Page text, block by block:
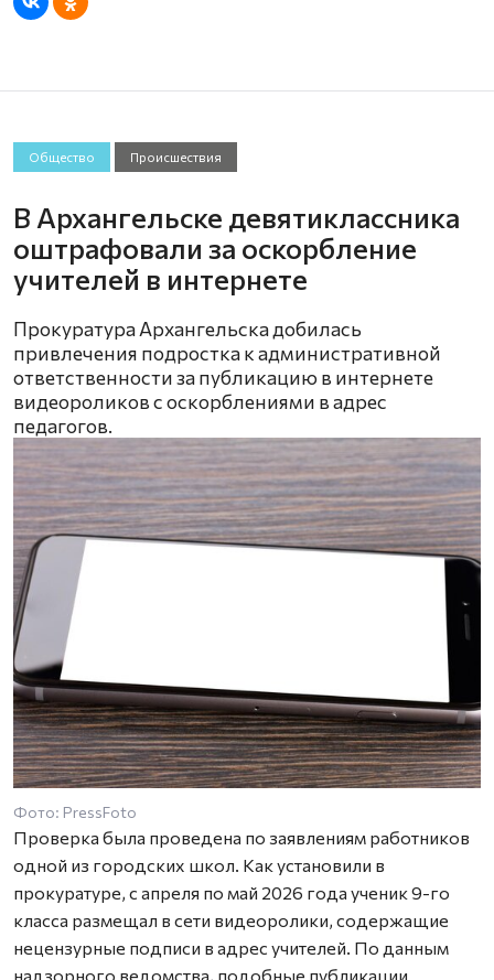
Общество Происшествия
В Архангельске девятиклассника
оштрафовали за оскорбление
учителей в интернете
Прокуратура Архангельска добилась
привлечения подростка к административной
ответственности за публикацию в интернете
видеороликов с оскорблениями в адрес
педагогов.
Фото: PressFoto
Проверка была проведена по заявлениям работников
одной из городских школ. Как установили в
прокуратуре, с апреля по май 2026 года ученик 9-го
класса размещал в сети видеоролики, содержащие
нецензурные подписи в адрес учителей. По данным
надзорного ведомства, подобные публикации